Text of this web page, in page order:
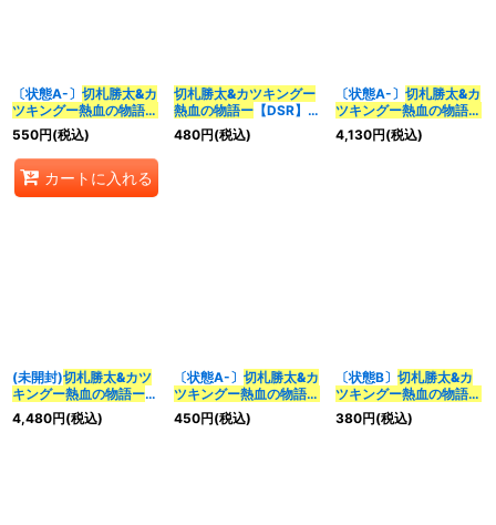
〔状態A-〕 切札勝太&カ
ツキングー熱血の物語ー
【DSR】
{26RP2TR1/TR9}
《多》
550円(税込)
カートに入れる
切札勝太&カツキングー
熱血の物語ー【DSR】
{25SP11/16}《多》
480円(税込)
〔状態A-〕 切札勝太&カ
ツキングー熱血の物語ー
【DSR】{ART171/5}
《多》
4,130円(税込)
(未開封)切札勝太&カツ
キングー熱血の物語ー
【DSR】{ART171/5}
《多》
4,480円(税込)
〔状態A-〕 切札勝太&カ
ツキングー熱血の物語ー
【DSR】{BD191/14}
《多》
450円(税込)
〔状態B〕 切札勝太&カ
ツキングー熱血の物語ー
【DSR】{BD191/14}
《多》
380円(税込)